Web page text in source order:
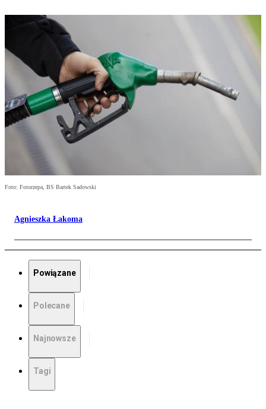
Foto: Fotorzepa, BS Bartek Sadowski
Agnieszka Łakoma
Powiązane
Polecane
Najnowsze
Tagi